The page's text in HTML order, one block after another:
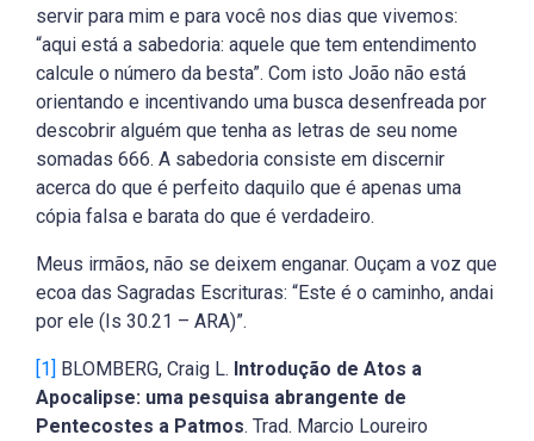
servir para mim e para você nos dias que vivemos:
“aqui está a sabedoria: aquele que tem entendimento
calcule o número da besta”. Com isto João não está
orientando e incentivando uma busca desenfreada por
descobrir alguém que tenha as letras de seu nome
somadas 666. A sabedoria consiste em discernir
acerca do que é perfeito daquilo que é apenas uma
cópia falsa e barata do que é verdadeiro.
Meus irmãos, não se deixem enganar. Ouçam a voz que
ecoa das Sagradas Escrituras: “Este é o caminho, andai
por ele (Is 30.21 – ARA)”.
[1] BLOMBERG, Craig L. Introdução de Atos a
Apocalipse: uma pesquisa abrangente de
Pentecostes a Patmos. Trad. Marcio Loureiro